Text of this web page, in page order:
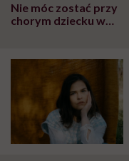
Nie móc zostać przy
chorym dziecku w
może chyba tylko
głupota i brak
wyobraźni"